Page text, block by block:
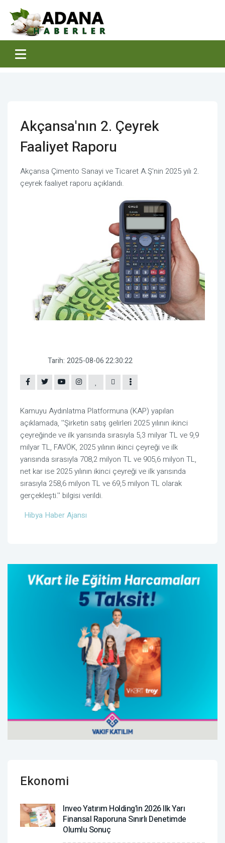
Akçansa'nın 2. Çeyrek
Faaliyet Raporu
Akçansa Çimento Sanayi ve Ticaret A.Ş'nin 2025 yılı 2.
çeyrek faaliyet raporu açıklandı.
Tarih: 2025-08-06 22:30:22
Kamuyu Aydınlatma Platformuna (KAP) yapılan
açıklamada, ''Şirketin satış gelirleri 2025 yılının ikinci
çeyreğinde ve ilk yarısında sırasıyla 5,3 milyar TL ve 9,9
milyar TL, FAVÖK, 2025 yılının ikinci çeyreği ve ilk
yarısında sırasıyla 708,2 milyon TL ve 905,6 milyon TL,
net kar ise 2025 yılının ikinci çeyreği ve ilk yarısında
sırasıyla 258,6 milyon TL ve 69,5 milyon TL olarak
gerçekleşti.'' bilgisi verildi.
Hibya Haber Ajansı
Ekonomi
Inveo Yatırım Holding'in 2026 Ilk Yarı
Finansal Raporuna Sınırlı Denetimde
Olumlu Sonuç